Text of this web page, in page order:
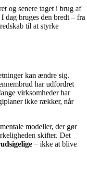
og senere taget i brug af
dag bruges den bredt – fra
til at styrke
kan ændre sig.
har udfordret
virksomheder har
ikke rækker, når
modeller, der gør
skifter. Det
– ikke at blive